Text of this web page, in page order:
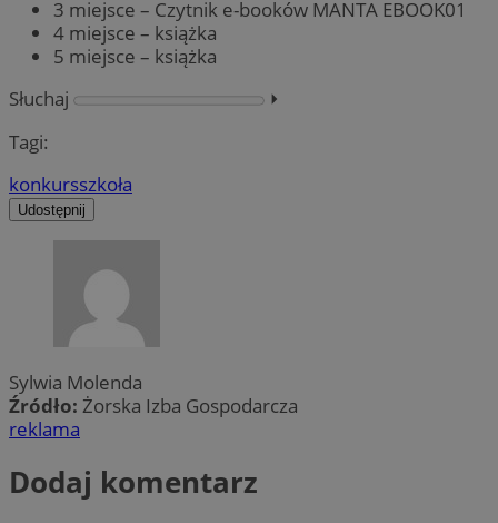
3 miejsce – Czytnik e-booków MANTA EBOOK01
4 miejsce – książka
5 miejsce – książka
Słuchaj
⏵︎
Tagi:
konkursszkoła
Udostępnij
Sylwia Molenda
Źródło: Żorska Izba Gospodarcza
reklama
Dodaj komentarz